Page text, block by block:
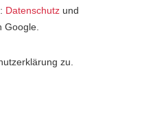
Datenschutz und
Google.
zu.